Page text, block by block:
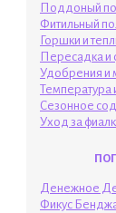
Поддоный
Фитильный
Горшки и
Пересадка и
Удобрения и
Температура
Сезонное
Уход за
Денежное
Фикус